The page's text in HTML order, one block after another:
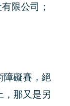
限公司；
障礙賽，絕
，那又是另